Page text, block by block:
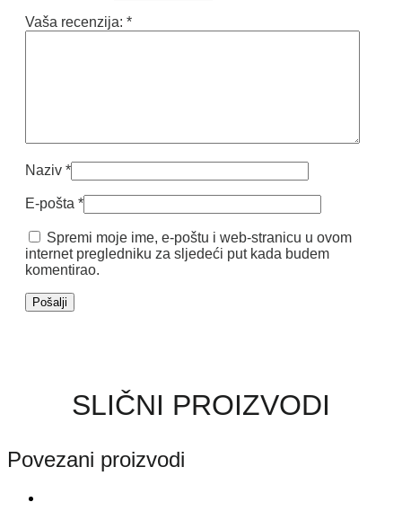
Vaša recenzija: *
Naziv *
E-pošta *
Spremi moje ime, e-poštu i web-stranicu u ovom
internet pregledniku za sljedeći put kada budem
komentirao.
SLIČNI PROIZVODI
Povezani proizvodi